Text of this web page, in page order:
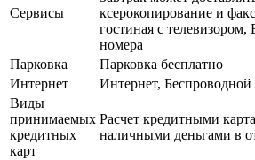
Сервисы
ксерокопирование и
гостиная с телевизором,
номера
Парковка
Парковка бесплатно
Интернет
Интернет,
Виды
принимаемых
кредитных
карт
Расчет кредитными
наличными деньгами в